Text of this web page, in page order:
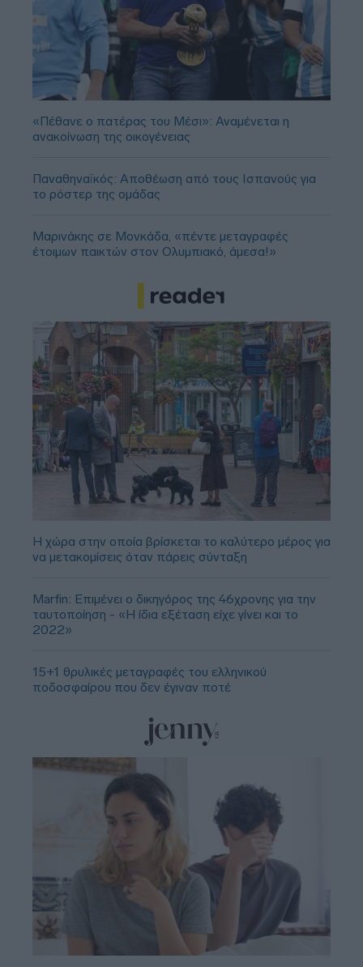
«Πέθανε ο πατέρας του Μέσι»: Αναμένεται η
ανακοίνωση της οικογένειας
Παναθηναϊκός: Αποθέωση από τους Ισπανούς για
το ρόστερ της ομάδας
Μαρινάκης σε Μονκάδα, «πέντε μεταγραφές
έτοιμων παικτών στον Ολυμπιακό, άμεσα!»
Η χώρα στην οποία βρίσκεται το καλύτερο μέρος για
να μετακομίσεις όταν πάρεις σύνταξη
Marfin: Επιμένει ο δικηγόρος της 46χρονης για την
ταυτοποίηση - «Η ίδια εξέταση είχε γίνει και το
2022»
15+1 θρυλικές μεταγραφές του ελληνικού
ποδοσφαίρου που δεν έγιναν ποτέ